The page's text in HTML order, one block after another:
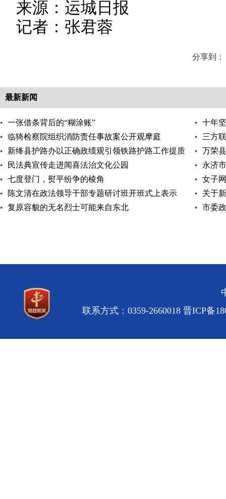
来源：运城日报
记者：张君蓉
分享到：
最新新闻
一张借条背后的“糊涂账”
十年
临猗检察院组织消防责任事故案公开观摩庭
三方
新绛县护路办以正确政绩观引领铁路护路工作提质
增效
万荣
民法典宣传走进闻喜法治文化公园
永济
七度登门，熨平纷争的棱角
女子
陈文清在政法领导干部专题研讨班开班式上表示
树立和践行正确
关于
轻信
复原容貌的无名烈士可能来自东北
市委
联系方式：0359-2660018 晋ICP备